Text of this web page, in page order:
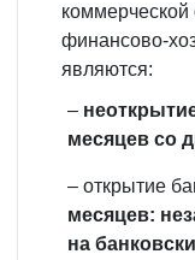
финансово-
являются:
–
месяцев со
– открытие
месяцев:
на